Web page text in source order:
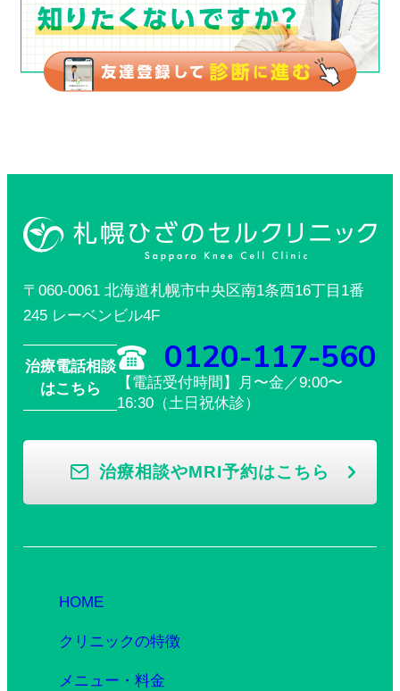
〒060-0061 北海道札幌市中央区南1条西16丁目1番
245 レーベンビル4F
治療電話相談
はこちら
0120-117-560
【電話受付時間】月〜金／9:00〜
16:30（土日祝休診）
治療相談やMRI予約はこちら
HOME
クリニックの特徴
メニュー・料金